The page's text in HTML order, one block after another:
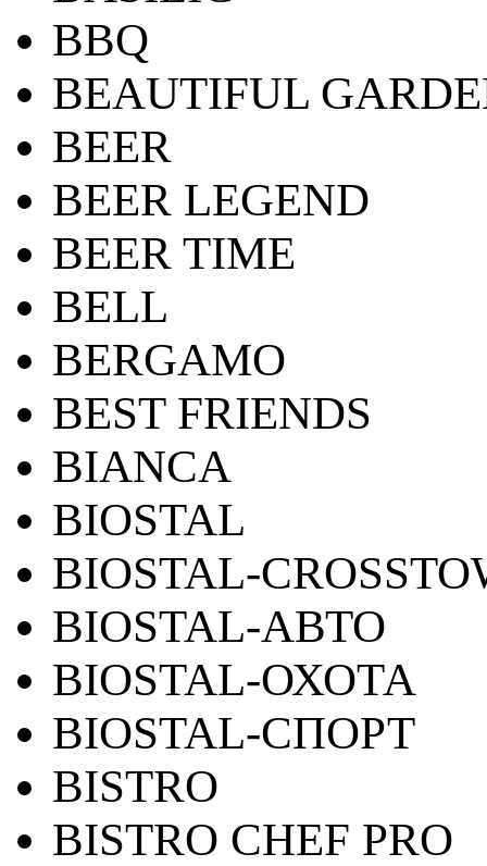
BBQ
BEAUTIFUL
BEER
BEER LEGEND
BEER TIME
BELL
BERGAMO
BEST FRIENDS
BIANCA
BIOSTAL
BIOSTAL-
BIOSTAL-АВТО
BIOSTAL-ОХОТА
BIOSTAL-СПОРТ
BISTRO
BISTRO CHEF PRO